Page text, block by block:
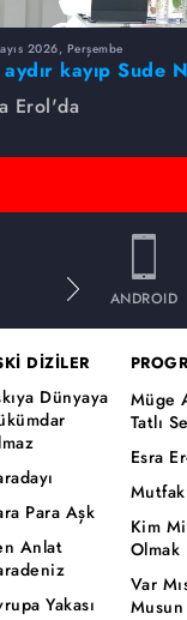
2026, Perşembe
kayıp Sude
Erol buldu
Erol'da
ANDROID
DİZİLER
Dünyaya
Para Aşk
Anlat
Yakası
Müge
Tatlı
Esra
Kim
Olmak
Var
Musun